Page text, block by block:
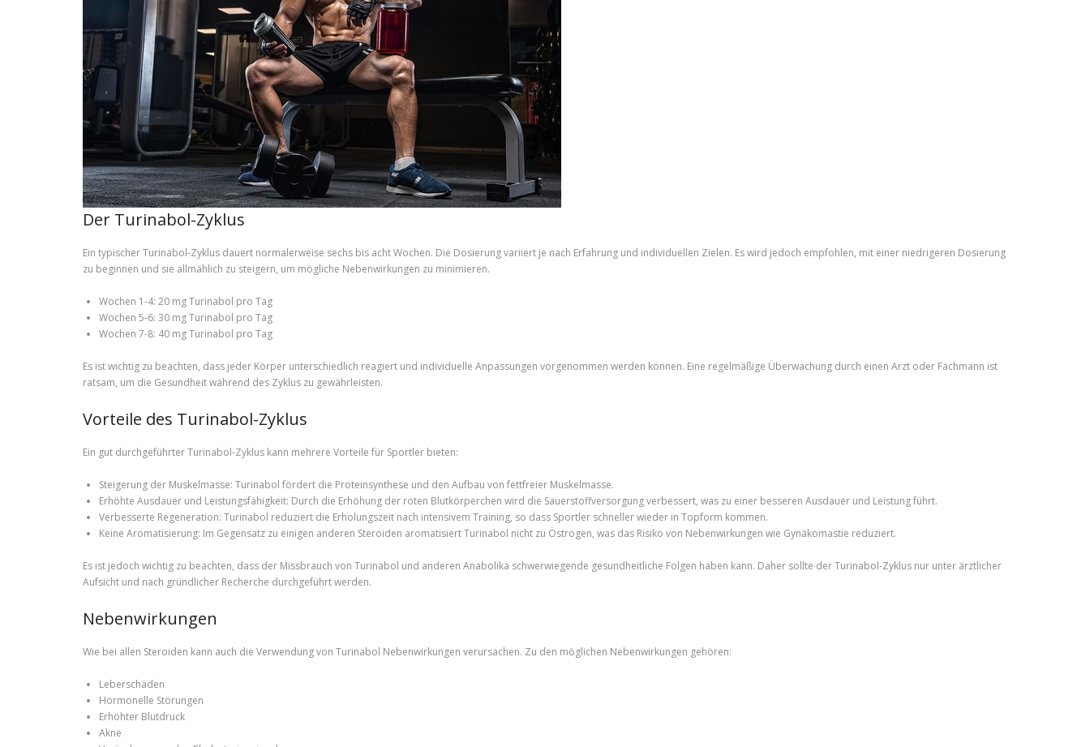
Der Turinabol-Zyklus
Ein typischer Turinabol-Zyklus dauert normalerweise sechs bis acht Wochen. Die Dosierung variiert je nach Erfahrung und individuellen Zielen. Es wird jedoch empfohlen, mit einer niedrigeren Dosierung
zu beginnen und sie allmählich zu steigern, um mögliche Nebenwirkungen zu minimieren.
Wochen 1-4: 20 mg Turinabol pro Tag
Wochen 5-6: 30 mg Turinabol pro Tag
Wochen 7-8: 40 mg Turinabol pro Tag
Es ist wichtig zu beachten, dass jeder Körper unterschiedlich reagiert und individuelle Anpassungen vorgenommen werden können. Eine regelmäßige Überwachung durch einen Arzt oder Fachmann ist
ratsam, um die Gesundheit während des Zyklus zu gewährleisten.
Vorteile des Turinabol-Zyklus
Ein gut durchgeführter Turinabol-Zyklus kann mehrere Vorteile für Sportler bieten:
Steigerung der Muskelmasse: Turinabol fördert die Proteinsynthese und den Aufbau von fettfreier Muskelmasse.
Erhöhte Ausdauer und Leistungsfähigkeit: Durch die Erhöhung der roten Blutkörperchen wird die Sauerstoffversorgung verbessert, was zu einer besseren Ausdauer und Leistung führt.
Verbesserte Regeneration: Turinabol reduziert die Erholungszeit nach intensivem Training, so dass Sportler schneller wieder in Topform kommen.
Keine Aromatisierung: Im Gegensatz zu einigen anderen Steroiden aromatisiert Turinabol nicht zu Östrogen, was das Risiko von Nebenwirkungen wie Gynäkomastie reduziert.
Es ist jedoch wichtig zu beachten, dass der Missbrauch von Turinabol und anderen Anabolika schwerwiegende gesundheitliche Folgen haben kann. Daher sollte der Turinabol-Zyklus nur unter ärztlicher
Aufsicht und nach gründlicher Recherche durchgeführt werden.
Nebenwirkungen
Wie bei allen Steroiden kann auch die Verwendung von Turinabol Nebenwirkungen verursachen. Zu den möglichen Nebenwirkungen gehören:
Leberschäden
Hormonelle Störungen
Erhöhter Blutdruck
Akne